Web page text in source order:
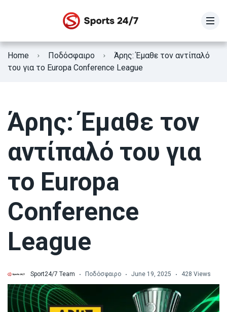
Home Ποδόσφαιρο
Άρης: Έμαθε τον αντίπαλό
του για το Europa Conference League
Άρης: Έμαθε τον
αντίπαλό του για
το Europa
Conference
League
Sport24/7 Team Ποδόσφαιρο June 19, 2025 428 Views
SUPER LEAGUE 2
Κύπελλο Ελλάδας
ΕΘΝΙΚΗ ΕΛΛΑΔΟΣ